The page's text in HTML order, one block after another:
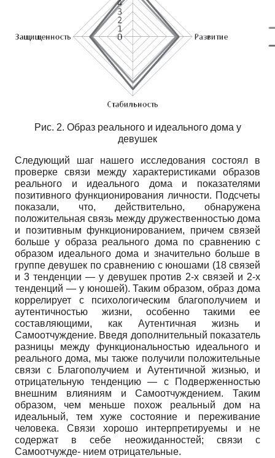
Рис. 2. Образ реального и идеального дома у
девушек
Следующий шаг нашего исследования состоял в
проверке связи между характеристиками образов
реального и идеального дома и показателями
позитивного функционирования личности. Подсчеты
показали, что, действительно, обнаружена
положительная связь между дружественностью дома
и позитивным функционированием, причем связей
больше у образа реального дома по сравнению с
образом идеального дома и значительно больше в
группе девушек по сравнению с юношами (18 связей
и 3 тенденции — у девушек против 2-х связей и 2-х
тенденций — у юношей). Таким образом, образ дома
коррелирует с психологическим благополучием и
аутентичностью жизни, особенно такими ее
составляющими, как Аутентичная жизнь и
Самоотчуждение. Введя дополнительный показатель
разницы между функциональностью идеального и
реального дома, мы также получили положительные
связи с Благополучием и Аутентичной жизнью, и
отрицательную тенденцию — с Подверженностью
внешним влияниям и Самоотчуждением. Таким
образом, чем меньше похож реальный дом на
идеальный, тем хуже состояние и переживание
человека. Связи хорошо интерпретируемы и не
содержат в себе неожиданностей; связи с
Самоотчужде- нием отрицательные.